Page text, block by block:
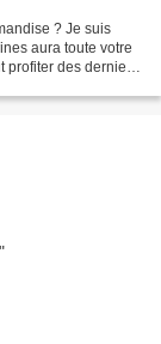
? Je suis
aura toute votre
profiter des derniers